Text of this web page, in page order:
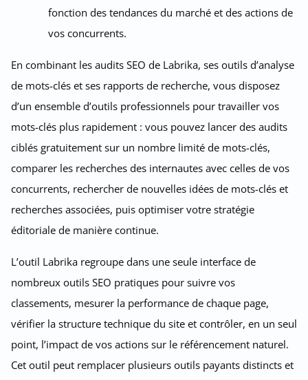
fonction des tendances du marché et des actions de
vos concurrents.
En combinant les audits SEO de Labrika, ses outils d’analyse
de mots-clés et ses rapports de recherche, vous disposez
d’un ensemble d’outils professionnels pour travailler vos
mots-clés plus rapidement : vous pouvez lancer des audits
ciblés gratuitement sur un nombre limité de mots-clés,
comparer les recherches des internautes avec celles de vos
concurrents, rechercher de nouvelles idées de mots-clés et
recherches associées, puis optimiser votre stratégie
éditoriale de manière continue.
L’outil Labrika regroupe dans une seule interface de
nombreux outils SEO pratiques pour suivre vos
classements, mesurer la performance de chaque page,
vérifier la structure technique du site et contrôler, en un seul
point, l’impact de vos actions sur le référencement naturel.
Cet outil peut remplacer plusieurs outils payants distincts et